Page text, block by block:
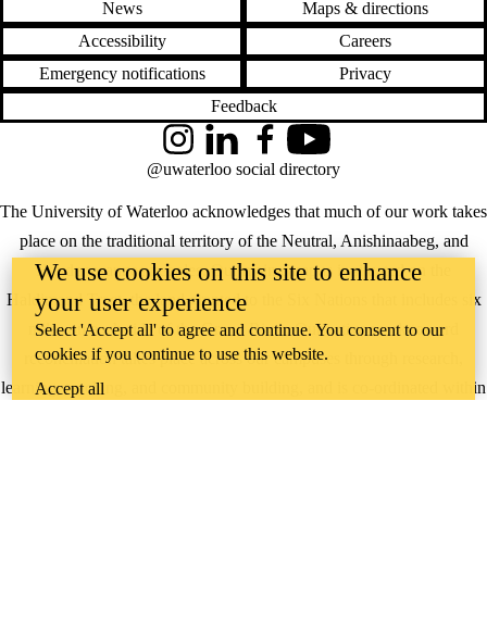
News
Maps & directions
Accessibility
Careers
Emergency notifications
Privacy
Feedback
The University of Waterloo acknowledges that much of our work takes
place on the traditional territory of the Neutral, Anishinaabeg, and
Haudenosaunee peoples. Our main campus is situated on the
Haldimand Tract, the land granted to the Six Nations that includes six
miles on each side of the Grand River. Our active work toward
reconciliation takes place across our campuses through research,
learning, teaching, and community building, and is co-ordinated within
InstagramLinkedInFacebookYouTube
@uwaterloo social directory
We use cookies on this site to enhance
your user experience
Select 'Accept all' to agree and continue. You consent to our
cookies if you continue to use this website.
Accept all